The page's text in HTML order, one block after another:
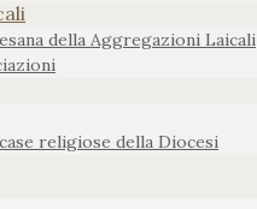
della Aggregazioni Laicali
religiose della Diocesi